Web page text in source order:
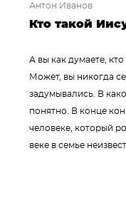
Антон Иванов
Кто такой
А вы как думаете,
Может, вы никогда
задумывались. В
понятно. В конце
человеке, который
веке в семье